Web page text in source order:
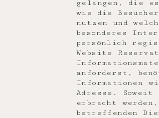
gelangen, die
wie die
nutzen und
besonderes
persönlich
Website
anforderst,
Informationen
Adresse.
erbracht
betreffenden